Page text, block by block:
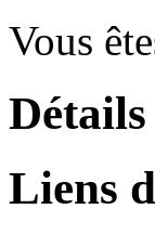
Vous
Liens